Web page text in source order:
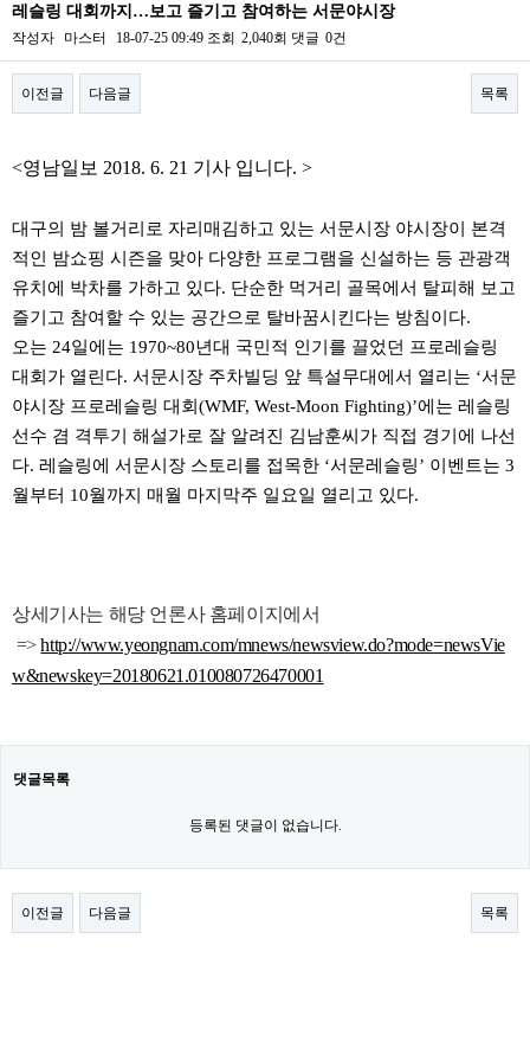
레슬링 대회까지…보고 즐기고 참여하는 서문야시장
작성자 마스터 18-07-25 09:49 조회 2,040회 댓글 0건
이전글 다음글 목록
<영남일보 2018. 6. 21 기사 입니다. >
대구의 밤 볼거리로 자리매김하고 있는 서문시장 야시장이 본격
적인 밤쇼핑 시즌을 맞아 다양한 프로그램을 신설하는 등 관광객
유치에 박차를 가하고 있다. 단순한 먹거리 골목에서 탈피해 보고
즐기고 참여할 수 있는 공간으로 탈바꿈시킨다는 방침이다.
오는 24일에는 1970~80년대 국민적 인기를 끌었던 프로레슬링
대회가 열린다. 서문시장 주차빌딩 앞 특설무대에서 열리는 ‘서문
야시장 프로레슬링 대회(WMF, West-Moon Fighting)’에는 레슬링
선수 겸 격투기 해설가로 잘 알려진 김남훈씨가 직접 경기에 나선
다. 레슬링에 서문시장 스토리를 접목한 ‘서문레슬링’ 이벤트는 3
월부터 10월까지 매월 마지막주 일요일 열리고 있다.
상세기사는 해당 언론사 홈페이지에서
=>http://www.yeongnam.com/mnews/newsview.do?mode=newsVie
w&newskey=20180621.010080726470001
댓글목록
등록된 댓글이 없습니다.
이전글 다음글 목록